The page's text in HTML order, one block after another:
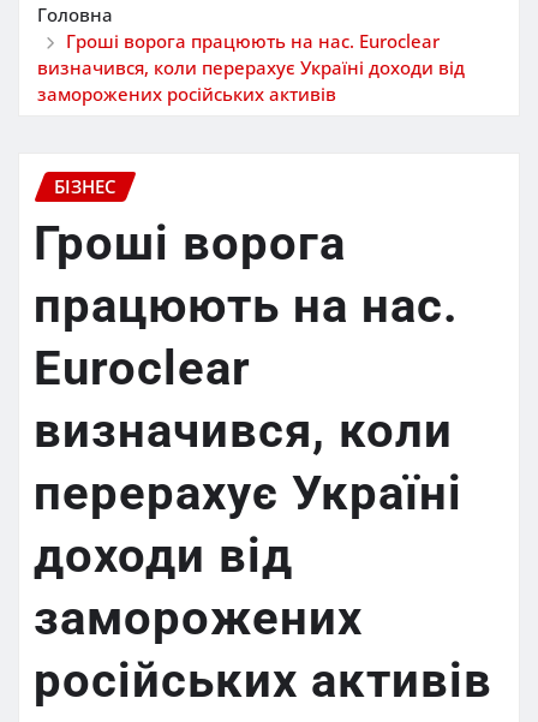
Головна
Гроші ворога працюють на нас. Euroclear
визначився, коли перерахує Україні доходи від
заморожених російських активів
БІЗНЕС
Гроші ворога
працюють на нас.
Euroclear
визначився, коли
перерахує Україні
доходи від
заморожених
російських активів